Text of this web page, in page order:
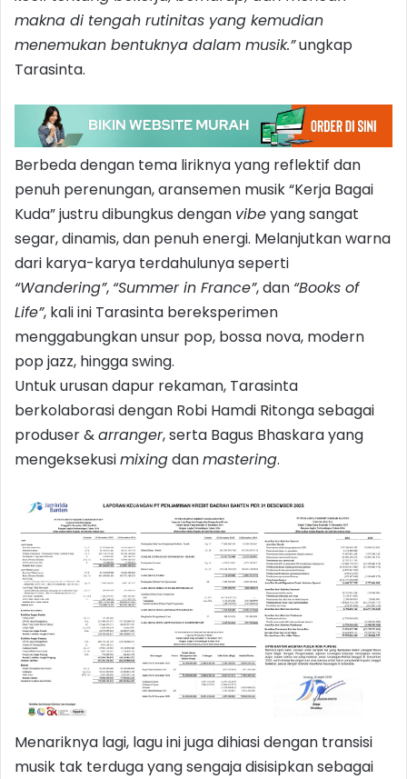
makna di tengah rutinitas yang kemudian
menemukan bentuknya dalam musik.”ungkap
Tarasinta.
Berbeda dengan tema liriknya yang reflektif dan
penuh perenungan, aransemen musik “Kerja Bagai
Kuda” justru dibungkus dengan vibeyang sangat
segar, dinamis, dan penuh energi. Melanjutkan warna
dari karya-karya terdahulunya seperti
“Wandering”, “Summer in France”, dan “Books of
Life”, kali ini Tarasinta bereksperimen
menggabungkan unsur pop, bossa nova, modern
pop jazz, hingga swing.
Untuk urusan dapur rekaman, Tarasinta
berkolaborasi dengan Robi Hamdi Ritonga sebagai
produser &arranger, serta Bagus Bhaskara yang
mengeksekusimixingdanmastering.
Menariknya lagi, lagu ini juga dihiasi dengan transisi
musik tak terduga yang sengaja disisipkan sebagai